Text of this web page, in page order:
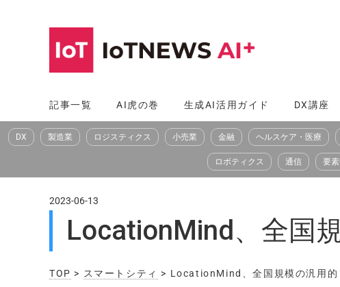
へ
ス
記事一覧 AI虎の巻 生成AI活用ガイド DX講座
DX 製造業 ロジスティクス 小売業 金融 ヘルスケア・医療
ロボティクス 通信 要
2023-06-13
LocationMind、全国
TOP > スマートシティ > LocationMind、全国規模の汎用的